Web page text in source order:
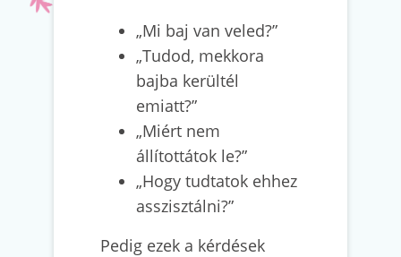
„Mi baj van veled?”
„Tudod, mekkora
bajba kerültél
emiatt?”
„Miért nem
állítottátok le?”
„Hogy tudtatok ehhez
asszisztálni?”
Pedig ezek a kérdések